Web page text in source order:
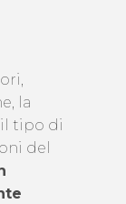
la
il tipo di
del